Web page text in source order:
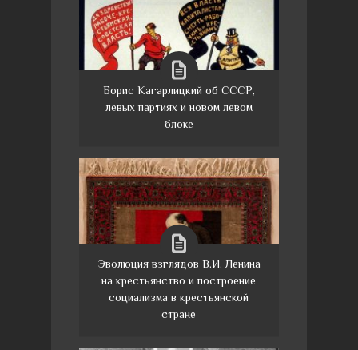
Борис Кагарлицкий об СССР,
левых партиях и новом левом
блоке
Эволюция взглядов В.И. Ленина
на крестьянство и построение
социализма в крестьянской
стране